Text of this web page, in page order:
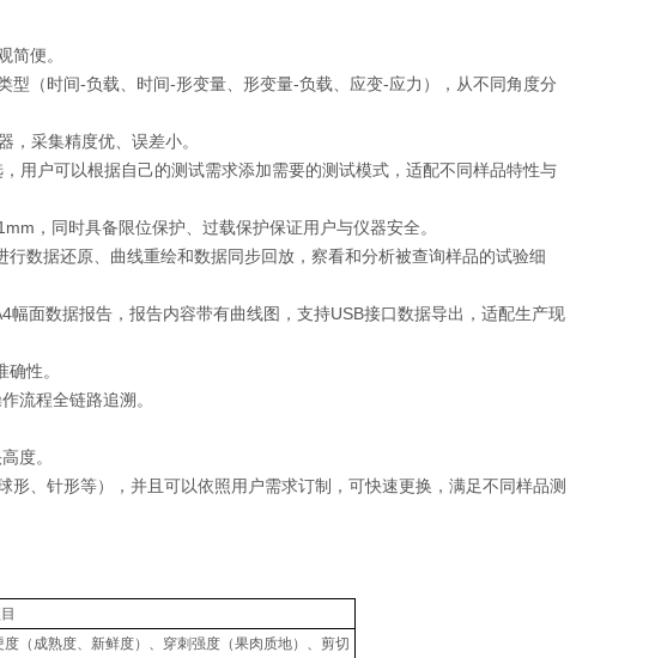
简便。
（时间-负载、时间-形变量、形变量-负载、应变-应力），从不同角度分
，采集精度优、误差小。
用户可以根据自己的测试需求添加需要的测试模式，适配不同样品特性与
，同时具备限位保护、过载保护保证用户与仪器安全。
数据还原、曲线重绘和数据同步回放，察看和分析被查询样品的试验细
面数据报告，报告内容带有曲线图，支持USB接口数据导出，适配生产现
性。
流程全链路追溯。
度。
、针形等），并且可以依照用户需求订制，可快速更换，满足不同样品测
度（成熟度、新鲜度）、穿刺强度（果肉质地）、剪切